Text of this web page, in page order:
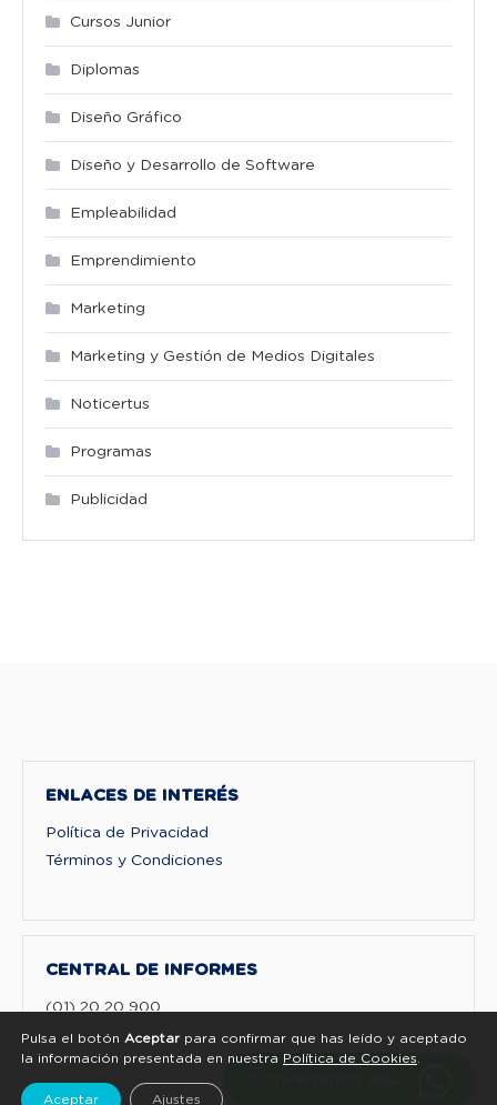
Cursos Junior
Diplomas
Diseño Gráfico
Diseño y Desarrollo de Software
Empleabilidad
Emprendimiento
Marketing
Marketing y Gestión de Medios Digitales
Noticertus
Programas
Publicidad
ENLACES DE INTERÉS
Política de Privacidad
Términos y Condiciones
CENTRAL DE INFORMES
(01) 20 20 900
Pulsa el botón Aceptar para confirmar que has leído y aceptado
la información presentada en nuestra Política de Cookies
Aceptar Ajustes